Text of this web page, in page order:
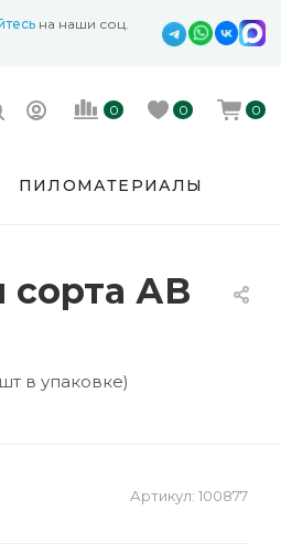
на наши соц.
0 0 0
ПИЛОМАТЕРИАЛЫ
сорта АВ
в упаковке)
Артикул: 100877